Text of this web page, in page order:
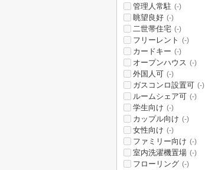
管理人常駐 (-)
眺望良好 (-)
二世帯住宅 (-)
フリーレント (-)
カードキー (-)
オープンハウス (-)
外国人可 (-)
ガスコンロ設置可 (-)
ルームシェア可 (-)
学生向け (-)
カップル向け (-)
女性向け (-)
ファミリー向け (-)
室内洗濯機置場 (-)
フローリング (-)